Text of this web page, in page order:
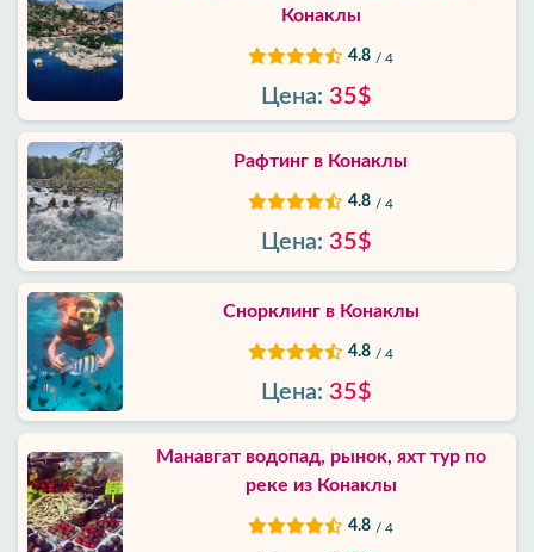
Конаклы
4.8 / 4
Цена: 35$
Рафтинг в Конаклы
4.8 / 4
Цена: 35$
Снорклинг в Конаклы
4.8 / 4
Цена: 35$
Манавгат водопад, рынок, яхт тур по
реке из Конаклы
4.8 / 4